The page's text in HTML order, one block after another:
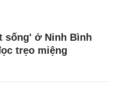
sống' ở Ninh Bình
trẹo miệng